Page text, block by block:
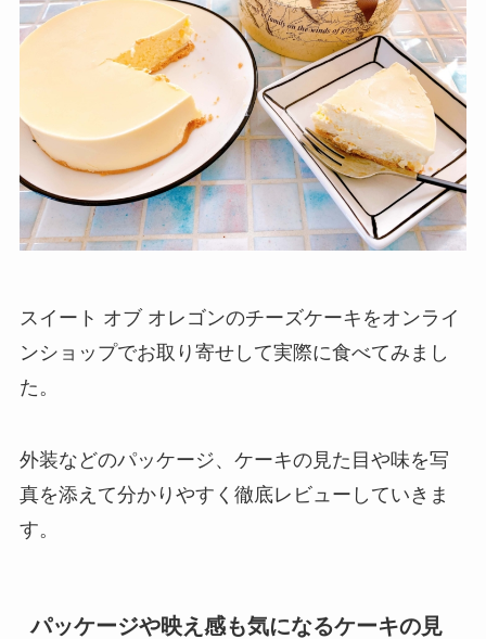
スイート オブ オレゴンのチーズケーキをオンライ
ンショップでお取り寄せして実際に食べてみまし
た。
外装などのパッケージ、ケーキの見た目や味を写
真を添えて分かりやすく徹底レビューしていきま
す。
パッケージや映え感も気になるケーキの見